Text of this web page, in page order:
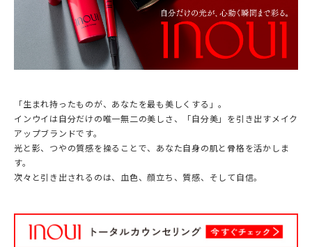
「生まれ持ったものが、あなたを最も美しくする」。
インウイは自分だけの唯一無二の美しさ、「自分美」を引き出すメイク
アップブランドです。
光と影、つやの質感を操ることで、あなた自身の肌と骨格を活かしま
す。
次々と引き出されるのは、血色、顔立ち、質感、そして自信。